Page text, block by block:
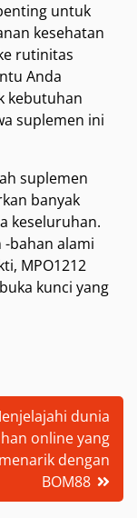
untuk
kesehatan
rutinitas
Anda
kebutuhan
suplemen ini
suplemen
banyak
keseluruhan.
bahan alami
MPO1212
kunci yang
dunia
online yang
menarik dengan
BOM88